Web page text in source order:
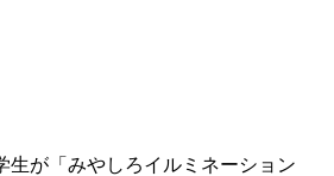
生が「みやしろイルミネーション